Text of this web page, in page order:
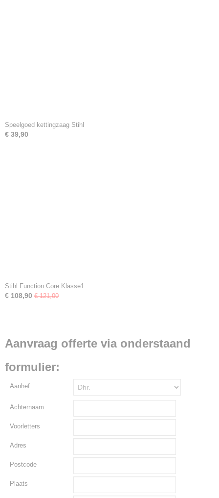
Speelgoed kettingzaag Stihl
€ 39,90
Stihl Function Core Klasse1
€ 108,90 € 121,00
Aanvraag offerte via onderstaand
formulier:
Aanhef
Achternaam
Voorletters
Adres
Postcode
Plaats